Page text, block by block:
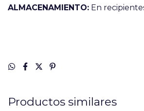
ALMACENAMIENTO: En
Productos similares